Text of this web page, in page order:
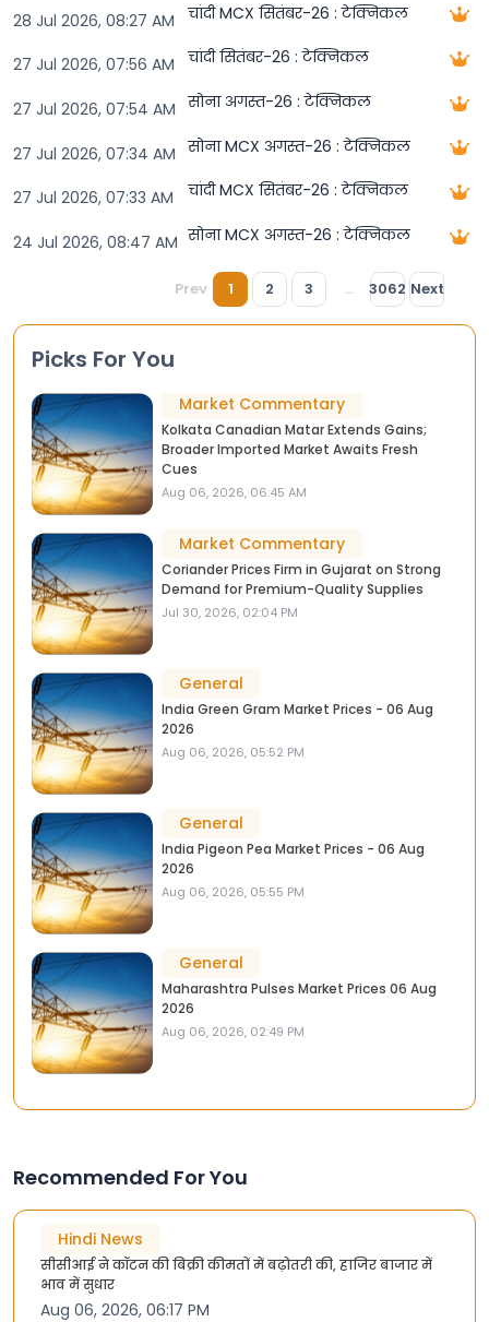
28 Jul 2026, 08:27 AM चांदी MCX सितंबर-26 : टेक्निकल
27 Jul 2026, 07:56 AM चांदी सितंबर-26 : टेक्निकल
27 Jul 2026, 07:54 AM सोना अगस्त-26 : टेक्निकल
27 Jul 2026, 07:34 AM सोना MCX अगस्त-26 : टेक्निकल
27 Jul 2026, 07:33 AM चांदी MCX सितंबर-26 : टेक्निकल
24 Jul 2026, 08:47 AM सोना MCX अगस्त-26 : टेक्निकल
Prev 1 2 3 ... 3062 Next
Picks For You
Market Commentary
Kolkata Canadian Matar Extends Gains;
Broader Imported Market Awaits Fresh
Cues
Aug 06, 2026, 06:45 AM
Market Commentary
Coriander Prices Firm in Gujarat on Strong
Demand for Premium-Quality Supplies
Jul 30, 2026, 02:04 PM
General
India Green Gram Market Prices - 06 Aug
2026
Aug 06, 2026, 05:52 PM
General
India Pigeon Pea Market Prices - 06 Aug
2026
Aug 06, 2026, 05:55 PM
General
Maharashtra Pulses Market Prices 06 Aug
2026
Aug 06, 2026, 02:49 PM
Recommended For You
Hindi News
सीसीआई ने ​कॉटन की बिक्री कीमतों में बढ़ोतरी की, हाजिर बाजार में
भाव में सुधार
Aug 06, 2026, 06:17 PM